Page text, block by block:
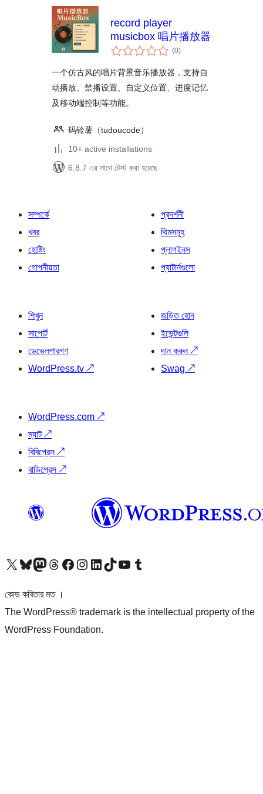
record player
musicbox 唱片播放器
(0total
ratings
)
一个仿古风的唱片背景音乐播放器，支持自
动播放、禁播设置、自定义位置、进度记忆
及移动端控制等功能。
码铃薯（tudoucode）
10+ active installations
6.8.7 এর সাথে টেস্ট করা হয়েছে
সম্পর্কে
খবর
হোষ্টিং
গোপনীয়তা
প্রদর্শনী
থিমসমূহ
প্লাগইনস
প্যাটার্নগুলো
শিখুন
সাপোর্ট
ডেভেলপারগণ
WordPress.tv ↗
জড়িত হোন
ইভেন্টগুলি
দান করুন↗
Swag ↗
WordPress.com ↗
ম্যাট↗
বিবিপ্রেস↗
বাডিপ্রেস↗
আমাদের X (আগের টুইটার) অ্যাকাউন্টে যানআমাদের Bluesky অ্যাকাউন্টটি দেখুনআমাদের মাস্টোডন অ্যাকাউন্টটি দেখুনআমাদের থ্রেডস অ্যাকাউন্টটি দেখুনআমাদের ফেসবুক পেজ দেখুনআমাদের ইন্সটাগ্রাম অ্যাকাউন্ট দেখুনআমাদের লিঙ্কডইন অ্যাকাউন্টে যানআমাদের TikTok অ্যাকাউন্টটি দেখুনআমাদের ইউটিউব চ্যানেলে যান আমাদের টাম্বলার অ্যাকাউন্ট দেখুন
কোড কবিতার মত ।
The WordPress® trademark is the intellectual property of the
WordPress Foundation.